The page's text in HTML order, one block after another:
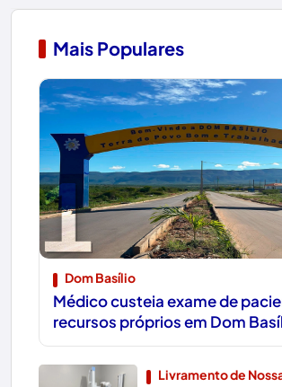
Mais Populares
1
Dom Basílio
Médico custeia exame de
recursos próprios em Dom
Livramento de